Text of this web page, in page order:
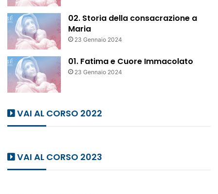
02. Storia della consacrazione a
Maria
23 Gennaio 2024
01. Fatima e Cuore Immacolato
23 Gennaio 2024
VAI AL CORSO 2022
VAI AL CORSO 2023